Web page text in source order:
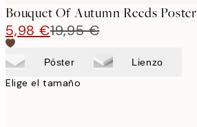
Bouquet Of Autumn Reeds Poster
5,98 €19,95 €
Póster Lienzo
Elige el tamaño